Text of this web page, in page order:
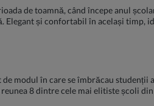
de toamnă, când începe anul
și confortabil în același timp,
modul în care se îmbrăcau studenții
8 dintre cele mai elitiste școli